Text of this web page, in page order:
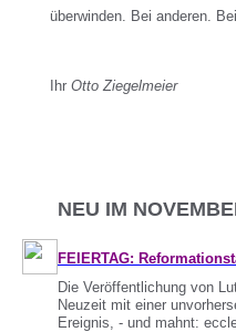
überwinden. Bei anderen.
Ihr Otto Ziegelmeier
NEU IM
FEIERTAG:
Die Veröffentlichung von
Neuzeit mit einer
Ereignis, - und mahnt: